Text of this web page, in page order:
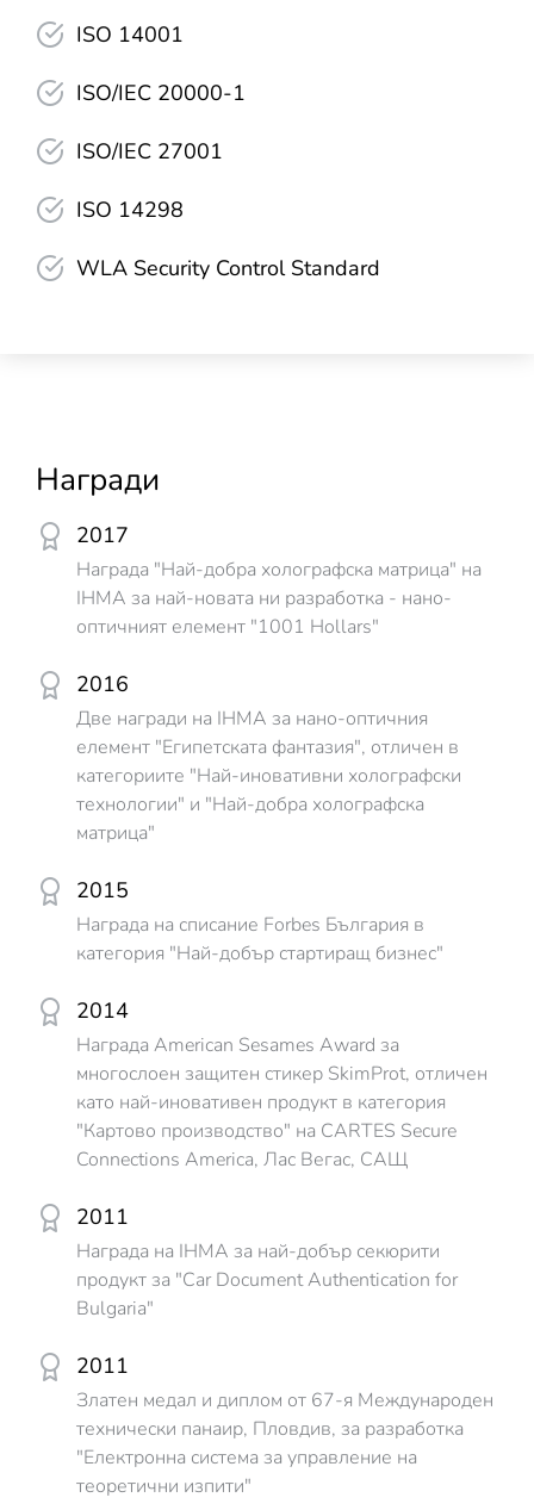
ISO 14001
ISO/IEC 20000-1
ISO/IEC 27001
ISO 14298
WLA Security Control Standard
Награди
2017
Награда "Най-добра холографска матрица" на
IHMA за най-новата ни разработка - нано-
оптичният елемент "1001 Hollars"
2016
Две награди на IHMA за нано-оптичния
елемент "Египетската фантазия", отличен в
категориите "Най-иновативни холографски
технологии" и "Най-добра холографска
матрица"
2015
Награда на списание Forbes България в
категория "Най-добър стартиращ бизнес"
2014
Награда American Sesames Award за
многослоен защитен стикер SkimProt, отличен
като най-иновативен продукт в категория
"Картово производство" на CARTES Secure
Connections America, Лас Вегас, САЩ
2011
Награда на IHMA за най-добър секюрити
продукт за "Car Document Authentication for
Bulgaria"
2011
Златен медал и диплом от 67-я Международен
технически панаир, Пловдив, за разработка
"Електронна система за управление на
теоретични изпити"